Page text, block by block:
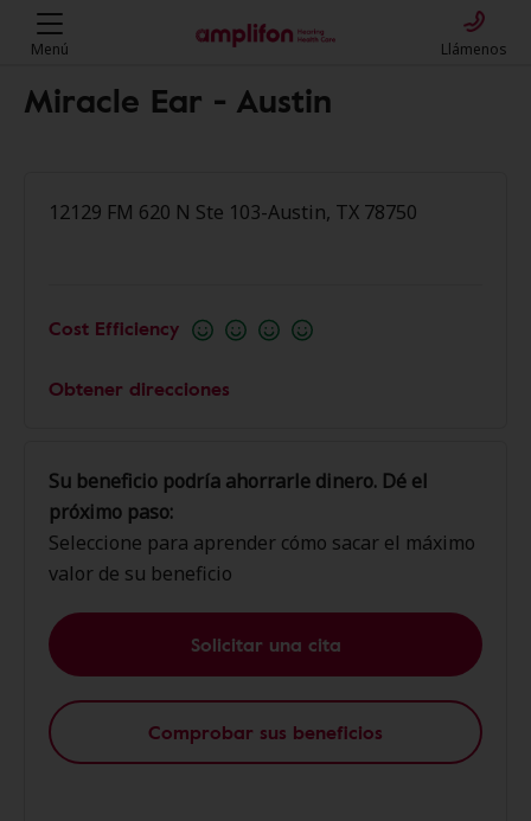
Menú Llámenos
Miracle Ear - Austin
12129 FM 620 N Ste 103-Austin, TX 78750
Cost Efficiency
Obtener direcciones
Su beneficio podría ahorrarle dinero. Dé el
próximo paso:
Seleccione para aprender cómo sacar el máximo
valor de su beneficio
Solicitar una cita
Comprobar sus beneficios